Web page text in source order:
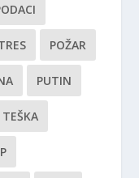
POŽAR
PUTIN
TEŠKA